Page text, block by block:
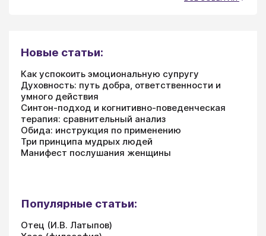
Новые статьи:
Как успокоить эмоциональную супругу
Духовность: путь добра, ответственности и
умного действия
Синтон-подход и когнитивно-поведенческая
терапия: сравнительный анализ
Обида: инструкция по применению
Три принципа мудрых людей
Манифест послушания женщины
Популярные статьи:
Отец (И.В. Латыпов)